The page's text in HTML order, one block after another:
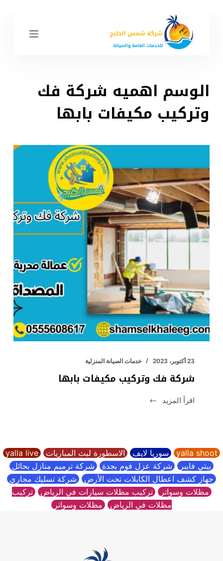
الوسم اهميه شركة فك
وتركيب مكيفات بابها
23 أكتوبر، 2023 خدمات الصيانة المنزلية
شركة فك وتركيب مكيفات بابها
اقرأ المزيد
شركة
بابها
yalla shoot سوريا لايف الاسطورة لبث المباريات yalla live
بيتي فايبر شركة عزل فوم بجدة شركة ترميم منازل بحائل
جهاز كشف اعطال الكابلات تحت الأرض شركة تسليك مجاري
مظلات وسواتر تركيب مظلات سيارات في الرياض تركيب
مظلات في الرياض مظلات وسواتر